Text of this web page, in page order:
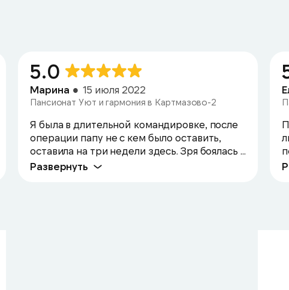
5.0
Марина 15 июля 2022
Пансионат Уют и гармония в Картмазово-2
Я была в длительной командировке, после
операции папу не с кем было оставить,
оставила на три недели здесь. Зря боялась ...
Развернуть